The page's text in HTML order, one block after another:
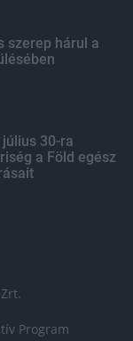
szerep hárul a
30-ra
a Föld egész
Program